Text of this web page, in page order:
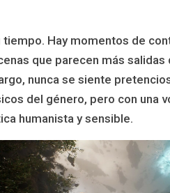
Hay momentos de
que parecen más salidas
nunca se siente
del género, pero con una
humanista y sensible.